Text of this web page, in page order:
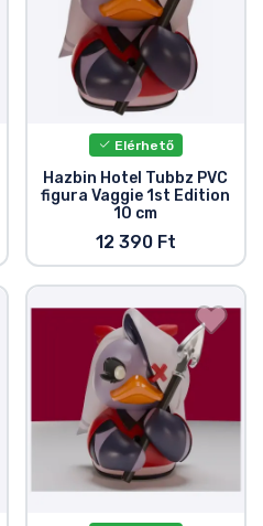
Elérhető
Hazbin Hotel Tubbz PVC
figura Vaggie 1st Edition
10 cm
12 390 Ft